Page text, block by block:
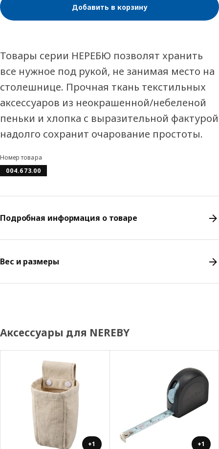
Добавить в корзину
Товары серии НЕРЕБЮ позволят хранить
все нужное под рукой, не занимая место на
столешнице. Прочная ткань текстильных
аксессуаров из неокрашенной/небеленой
пеньки и хлопка с выразительной фактурой
надолго сохранит очарование простоты.
Номер товара
004.673.00
Подробная информация о товаре
Вес и размеры
Аксессуары для NEREBY
+1 +1